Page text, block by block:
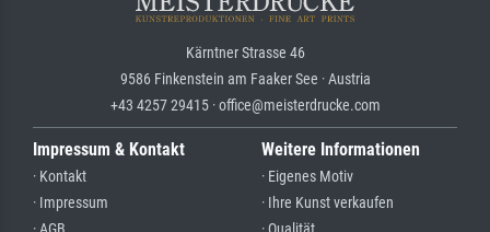
Kärntner Strasse 46
9586 Finkenstein am Faaker See · Austria
+43 4257 29415 · office@meisterdrucke.com
Impressum & Kontakt
· Kontakt
· Impressum
Weitere Informationen
· Eigenes Motiv
· Ihre Kunst verkaufen